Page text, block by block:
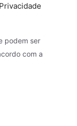
podem ser
com a